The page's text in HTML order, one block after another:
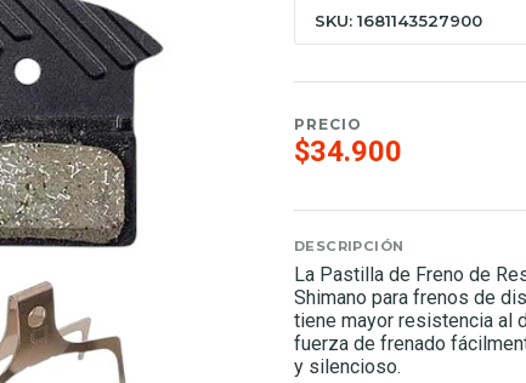
SKU: 1681143527900
PRECIO
$34.900
DESCRIPCIÓN
La Pastilla de Freno de
Shimano para frenos de
tiene mayor resistencia al
fuerza de frenado
y silencioso.